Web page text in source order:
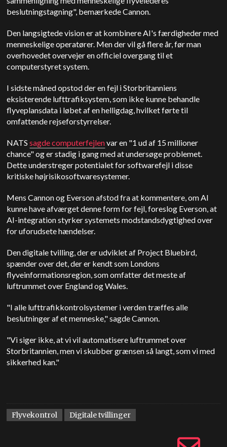
beslutningstagning", bemærkede Cannon.
Den langsigtede vision er at kombinere AI's færdigheder med
menneskelige operatører. Men der vil gå flere år, før man
overhovedet overvejer en officiel overgang til et
computerstyret system.
I sidste måned opstod der en fejl i Storbritanniens
eksisterende lufttrafiksystem, som ikke kunne behandle
flyveplansdata i løbet af en helligdag, hvilket førte til
omfattende rejseforstyrrelser.
NATSsagde computerfejlenvar en "1 ud af 15 millioner
chance" og er stadig i gang med at undersøge problemet.
Dette understreger potentialet for softwarefejl i disse
kritiske højrisikosoftwaresystemer.
Mens Cannon og Everson afstod fra at kommentere, om AI
kunne have afværget denne form for fejl, foreslog Everson, at
AI-integration styrker systemets modstandsdygtighed over
for uforudsete hændelser.
Den digitale tvilling, der er udviklet af Project Bluebird,
spænder over det, der er kendt som Londons
flyveinformationsregion, som omfatter det meste af
luftrummet over England og Wales.
"I alle lufttrafikkontrolsystemer i verden træffes alle
beslutninger af et menneske," sagde Cannon.
"Vi siger ikke, at vi vil automatisere luftrummet over
Storbritannien, men vi skubber grænsen så langt, som vi med
sikkerhed kan."
Flyvekontrol Digitale tvillinger